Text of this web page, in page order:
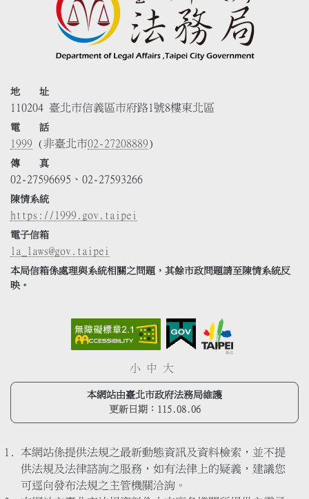
地 址
110204 臺北市信義區市府路1號8樓東北區
電 話
1999 (非臺北市02-27208889)
傳 真
02-27596695、02-27593266
陳情系統
https://1999.gov.taipei
電子信箱
la_laws@gov.taipei
本局信箱係處理與系統相關之問題，其餘市政問題請至陳情系統反
映。
小 中 大
本網站由臺北市政府法務局維護
更新日期： 115.08.06
本網站係提供法規之最新動態資訊及資料檢索，並不提
供法規及法律諮詢之服務，如有法律上的疑義，建議您
可逕向發布法規之主管機關洽詢。